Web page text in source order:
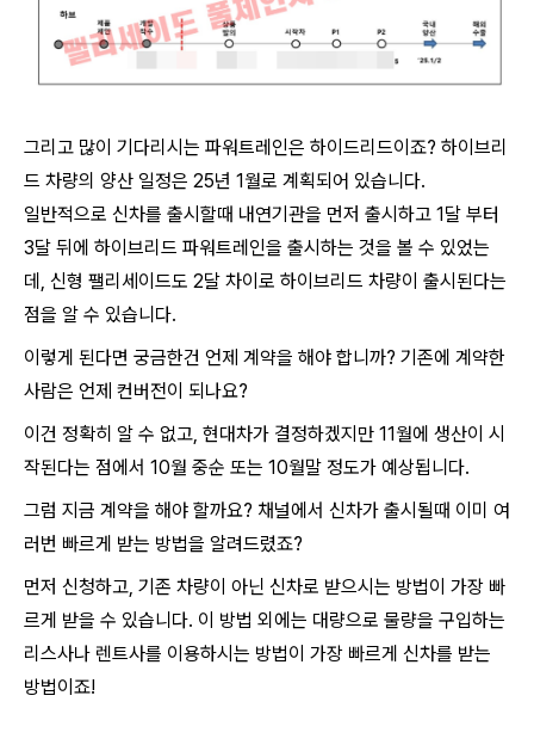
그리고 많이 기다리시는 파워트레인은 하이드리드이죠? 하이브리
드 차량의 양산 일정은 25년 1월로 계획되어 있습니다.
일반적으로 신차를 출시할때 내연기관을 먼저 출시하고 1달 부터
3달 뒤에 하이브리드 파워트레인을 출시하는 것을 볼 수 있었는
데, 신형 팰리세이드도 2달 차이로 하이브리드 차량이 출시된다는
점을 알 수 있습니다.
이렇게 된다면 궁금한건 언제 계약을 해야 합니까? 기존에 계약한
사람은 언제 컨버전이 되나요?
이건 정확히 알 수 없고, 현대차가 결정하겠지만 11월에 생산이 시
작된다는 점에서 10월 중순 또는 10월말 정도가 예상됩니다.
그럼 지금 계약을 해야 할까요? 채널에서 신차가 출시될때 이미 여
러번 빠르게 받는 방법을 알려드렸죠?
먼저 신청하고, 기존 차량이 아닌 신차로 받으시는 방법이 가장 빠
르게 받을 수 있습니다. 이 방법 외에는 대량으로 물량을 구입하는
리스사나 렌트사를 이용하시는 방법이 가장 빠르게 신차를 받는
방법이죠!